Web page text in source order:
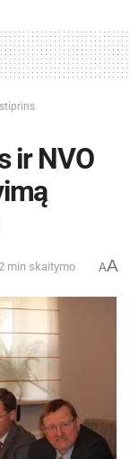
ir NVO
min skaitymo AA